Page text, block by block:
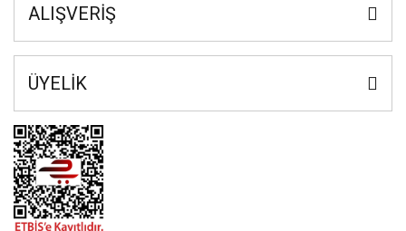
ALIŞVERİŞ
ÜYELİK